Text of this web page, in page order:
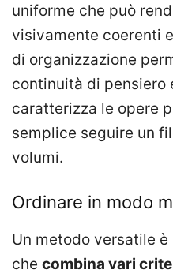
uniforme che può
visivamente coerenti
di organizzazione
continuità di pensiero
caratterizza le opere
semplice seguire un
volumi.
Ordinare in modo
Un metodo versatile è
che combina vari